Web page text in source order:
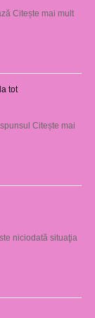
Citește mai mult
tot
Citește mai
niciodată situaţia